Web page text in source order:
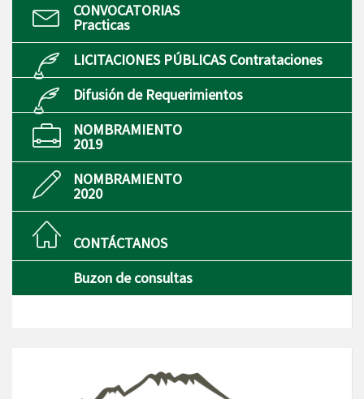
CONVOCATORIAS
Practicas
LICITACIONES PÚBLICAS Contrataciones
Difusión de Requerimientos
NOMBRAMIENTO
2019
NOMBRAMIENTO
2020
CONTÁCTANOS
Buzon de consultas